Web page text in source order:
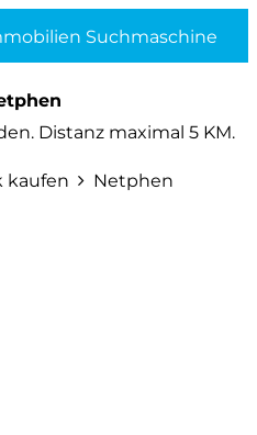
Suchmaschine
Distanz maximal 5 KM.
kaufen Netphen